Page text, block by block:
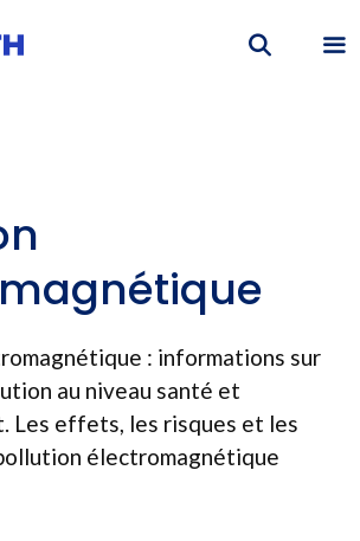
: informations sur
au niveau santé et
Les effets, les risques et les
électromagnétique